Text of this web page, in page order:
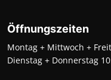
Öffnungszeiten
Montag + Mittwoch +
Dienstag + Donnerstag